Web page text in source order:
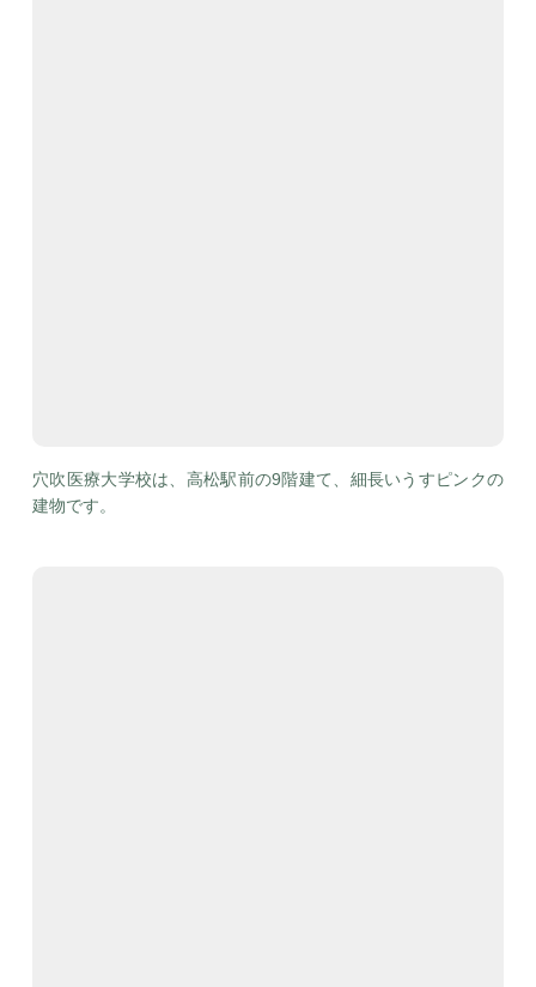
穴吹医療大学校は、高松駅前の9階建て、細長いうすピンクの
建物です。